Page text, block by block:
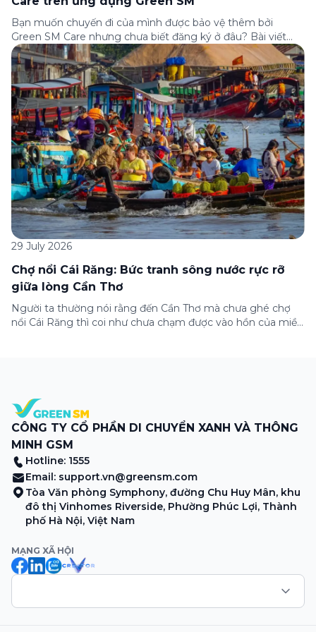
Bạn muốn chuyến đi của mình được bảo vệ thêm bởi
Green SM Care nhưng chưa biết đăng ký ở đâu? Bài viết
dưới đây sẽ hướng dẫn chi tiết cách tham gia (và hủy tham
gia) gói bảo hiểm này ngay trên ứng dụng Green SM, cùng
những lưu ý quan trọng trước khi […]
29 July 2026
Chợ nổi Cái Răng: Bức tranh sông nước rực rỡ
giữa lòng Cần Thơ
Người ta thường nói rằng đến Cần Thơ mà chưa ghé chợ
nổi Cái Răng thì coi như chưa chạm được vào hồn của miền
CÔNG TY CỔ PHẦN DI CHUYỂN XANH VÀ THÔNG
MINH GSM
Hotline: 1555
Email: support.vn@greensm.com
Tòa Văn phòng Symphony, đường Chu Huy Mân, khu
đô thị Vinhomes Riverside, Phường Phúc Lợi, Thành
phố Hà Nội, Việt Nam
MẠNG XÃ HỘI